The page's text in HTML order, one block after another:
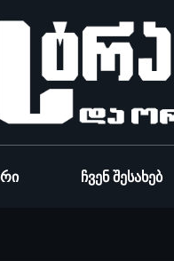
Ჩვენ Შესახებ